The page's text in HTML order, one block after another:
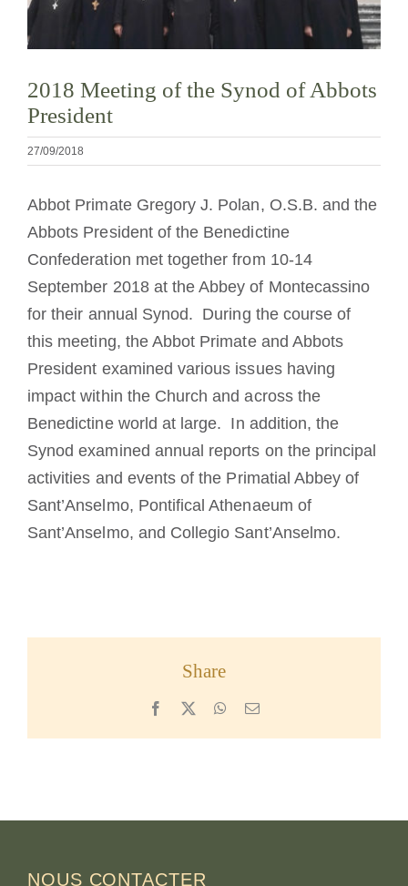
La médaille de Saint Benoît
NEXUS
Archives OSB.org
2018 Meeting of the Synod of Abbots
President
27/09/2018
Abbot Primate Gregory J. Polan, O.S.B. and the
Abbots President of the Benedictine
Confederation met together from 10-14
September 2018 at the Abbey of Montecassino
for their annual Synod. During the course of
this meeting, the Abbot Primate and Abbots
President examined various issues having
impact within the Church and across the
Benedictine world at large. In addition, the
Synod examined annual reports on the principal
activities and events of the Primatial Abbey of
Sant’Anselmo, Pontifical Athenaeum of
Sant’Anselmo, and Collegio Sant’Anselmo.
Share
Facebook WhatsApp
Email
NOUS CONTACTER